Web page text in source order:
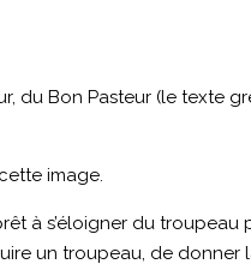
du Bon Pasteur (le texte
image.
à s’éloigner du troupeau
un troupeau, de donner